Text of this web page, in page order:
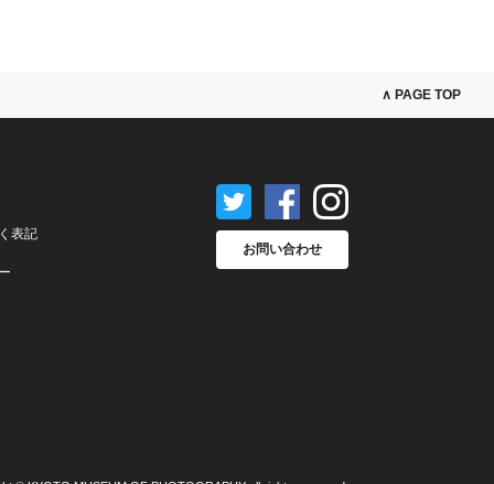
∧ PAGE TOP
表記
お問い合わせ